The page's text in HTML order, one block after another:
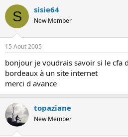
t
e
r
d
e
l
d
i
s
c
u
s
s
t
d
é
b
t
S sisie64
New Member
15 Aout 2005
bonjour je voudrais savoir si le cfa
bordeaux à un site internet
merci d avance
topaziane
New Member